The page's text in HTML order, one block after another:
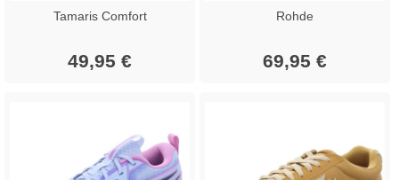
Tamaris Comfort
49,95 €
Rohde
69,95 €